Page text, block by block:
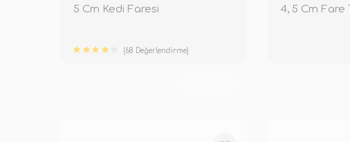
5 Cm Kedi Faresi
(68 Değerlendirme)
4, 5 Cm Fare